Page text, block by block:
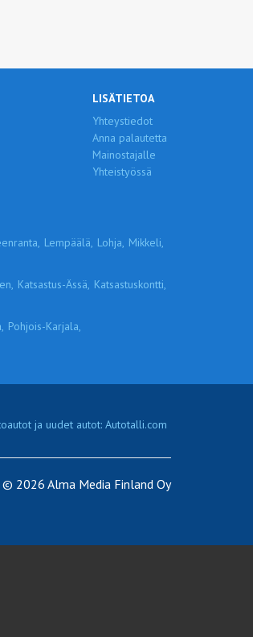
LISÄTIETOA
Yhteystiedot
Anna palautetta
Mainostajalle
Yhteistyössä
Lempäälä, Lohja, Mikkeli,
Katsastus-Ässä, Katsastuskontti,
Pohjois-Karjala,
ja uudet autot: Autotalli.com
© 2026 Alma Media Finland Oy